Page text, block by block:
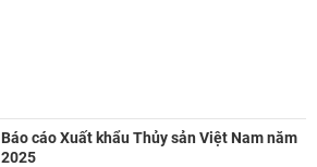
Báo cáo Xuất khẩu Thủy sản Việt Nam năm
2025